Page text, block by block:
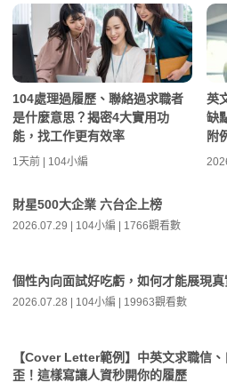
104處理過履歷、聯絡過求職者
是什麼意思？揭密4大實用功
能，找工作更有效率
1天前 | 104小編
英
缺
附
財星500大企業 六台企上榜
2026.07.29 | 104小編 | 1766觀看數
個性內向面試好吃虧，如何才能展現真
2026.07.28 | 104小編 | 19963觀看數
【Cover Letter範例】中英文求職信
歪！這樣寫讓人資秒開你的履歷